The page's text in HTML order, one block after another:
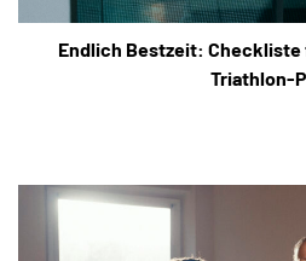
Endlich Bestzeit:
Triathlon-